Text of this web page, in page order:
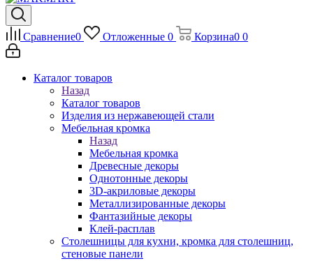
Сравнение0 Отложенные 0 Корзина0 0
Каталог товаров
Назад
Каталог товаров
Изделия из нержавеющей стали
Мебельная кромка
Назад
Мебельная кромка
Древесные декоры
Однотонные декоры
3D-акриловые декоры
Металлизированные декоры
Фантазийные декоры
Клей-расплав
Столешницы для кухни, кромка для столешниц,
стеновые панели